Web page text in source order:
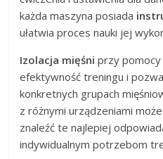
każda maszyna posiada
ułatwia proces nauki jej
Izolacja mięśni przy pomocy
efektywność treningu i
konkretnych grupach
z różnymi urządzeniami
znaleźć te najlepiej
indywidualnym potrzebom